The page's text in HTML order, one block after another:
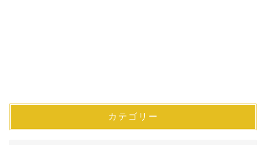
カテゴリー